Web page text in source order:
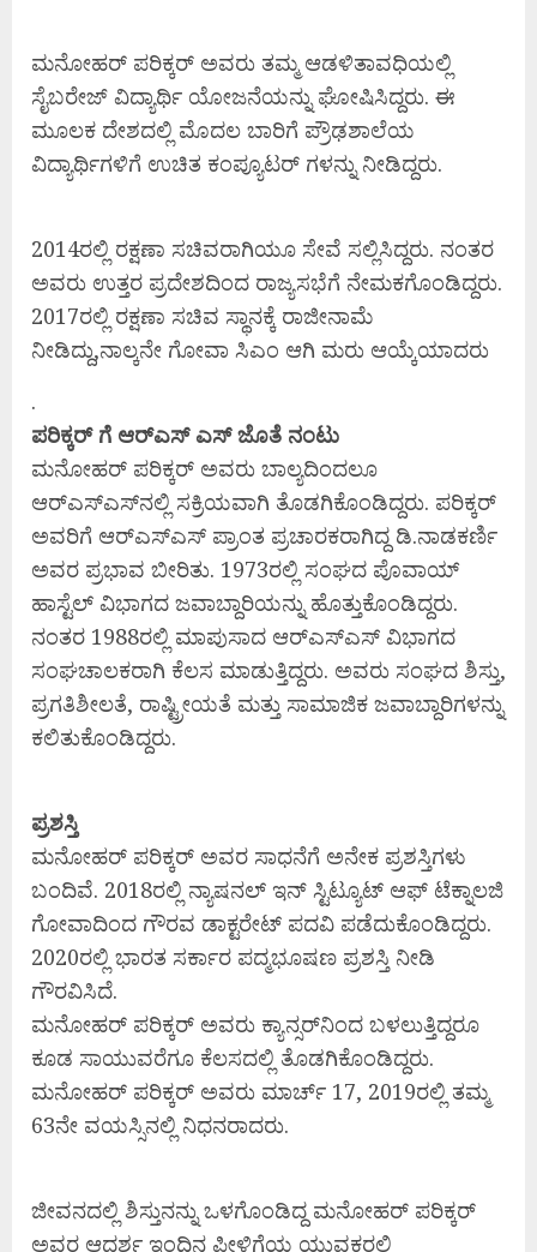
ಮನೋಹರ್‌ ಪರಿಕ್ಕರ್ ಅವರು ತಮ್ಮ ಆಡಳಿತಾವಧಿಯಲ್ಲಿ
ಸೈಬರೇಜ್ ವಿದ್ಯಾರ್ಥಿ ಯೋಜನೆಯನ್ನು ಘೋಷಿಸಿದ್ದರು. ಈ
ಮೂಲಕ ದೇಶದಲ್ಲಿ ಮೊದಲ ಬಾರಿಗೆ ಪ್ರೌಢಶಾಲೆಯ
ವಿದ್ಯಾರ್ಥಿಗಳಿಗೆ ಉಚಿತ ಕಂಪ್ಯೂಟರ್ ಗಳನ್ನು ನೀಡಿದ್ದರು.
2014ರಲ್ಲಿ ರಕ್ಷಣಾ ಸಚಿವರಾಗಿಯೂ ಸೇವೆ ಸಲ್ಲಿಸಿದ್ದರು. ನಂತರ
ಅವರು ಉತ್ತರ ಪ್ರದೇಶದಿಂದ ರಾಜ್ಯಸಭೆಗೆ ನೇಮಕಗೊಂಡಿದ್ದರು.
2017ರಲ್ಲಿ ರಕ್ಷಣಾ ಸಚಿವ ಸ್ಥಾನಕ್ಕೆ ರಾಜೀನಾಮೆ
ನೀಡಿದ್ದು,ನಾಲ್ಕನೇ ಗೋವಾ ಸಿಎಂ ಆಗಿ ಮರು ಆಯ್ಕೆಯಾದರು
.
ಪರಿಕ್ಕರ್ ಗೆ ಆರ್‌ಎಸ್ ಎಸ್ ಜೊತೆ ನಂಟು
ಮನೋಹರ್‌ ಪರಿಕ್ಕರ್ ಅವರು ಬಾಲ್ಯದಿಂದಲೂ
ಆರ್‌ಎಸ್‌ಎಸ್‌ನಲ್ಲಿ ಸಕ್ರಿಯವಾಗಿ ತೊಡಗಿಕೊಂಡಿದ್ದರು. ಪರಿಕ್ಕರ್‌
ಅವರಿಗೆ ಆರ್‌ಎಸ್‌ಎಸ್ ಪ್ರಾಂತ ಪ್ರಚಾರಕರಾಗಿದ್ದ ಡಿ.ನಾಡಕರ್ಣಿ
ಅವರ ಪ್ರಭಾವ ಬೀರಿತು. 1973ರಲ್ಲಿ ಸಂಘದ ಪೊವಾಯ್
ಹಾಸ್ಟೆಲ್ ವಿಭಾಗದ ಜವಾಬ್ದಾರಿಯನ್ನು ಹೊತ್ತುಕೊಂಡಿದ್ದರು.
ನಂತರ 1988ರಲ್ಲಿ ಮಾಪುಸಾದ ಆರ್‌ಎಸ್‌ಎಸ್ ವಿಭಾಗದ
ಸಂಘಚಾಲಕರಾಗಿ ಕೆಲಸ ಮಾಡುತ್ತಿದ್ದರು. ಅವರು ಸಂಘದ ಶಿಸ್ತು,
ಪ್ರಗತಿಶೀಲತೆ, ರಾಷ್ಟ್ರೀಯತೆ ಮತ್ತು ಸಾಮಾಜಿಕ ಜವಾಬ್ದಾರಿಗಳನ್ನು
ಕಲಿತುಕೊಂಡಿದ್ದರು.
ಪ್ರಶಸ್ತಿ
ಮನೋಹರ್‌ ಪರಿಕ್ಕರ್‌ ಅವರ ಸಾಧನೆಗೆ ಅನೇಕ ಪ್ರಶಸ್ತಿಗಳು
ಬಂದಿವೆ. 2018ರಲ್ಲಿ ನ್ಯಾಷನಲ್ ಇನ್ ಸ್ಟಿಟ್ಯೂಟ್ ಆಫ್ ಟೆಕ್ನಾಲಜಿ
ಗೋವಾದಿಂದ ಗೌರವ ಡಾಕ್ಟರೇಟ್ ಪದವಿ ಪಡೆದುಕೊಂಡಿದ್ದರು.
2020ರಲ್ಲಿ ಭಾರತ ಸರ್ಕಾರ ಪದ್ಮಭೂಷಣ ಪ್ರಶಸ್ತಿ ನೀಡಿ
ಗೌರವಿಸಿದೆ.
ಮನೋಹರ್‌ ಪರಿಕ್ಕರ್‌ ಅವರು ಕ್ಯಾನ್ಸರ್‌ನಿಂದ ಬಳಲುತ್ತಿದ್ದರೂ
ಕೂಡ ಸಾಯುವರೆಗೂ ಕೆಲಸದಲ್ಲಿ ತೊಡಗಿಕೊಂಡಿದ್ದರು.
ಮನೋಹರ್ ಪರಿಕ್ಕರ್ ಅವರು ಮಾರ್ಚ್‌ 17, 2019ರಲ್ಲಿ ತಮ್ಮ
63ನೇ ವಯಸ್ಸಿನಲ್ಲಿ ನಿಧನರಾದರು.
ಜೀವನದಲ್ಲಿ ಶಿಸ್ತುನನ್ನು ಒಳಗೊಂಡಿದ್ದ ಮನೋಹರ್ ಪರಿಕ್ಕರ್
ಅವರ ಆದರ್ಶ ಇಂದಿನ ಪೀಳಿಗೆಯ ಯುವಕರಲ್ಲಿ